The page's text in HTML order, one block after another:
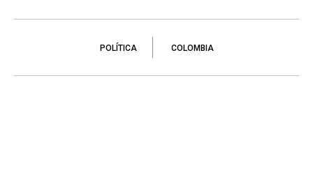
POLÍTICA COLOMBIA